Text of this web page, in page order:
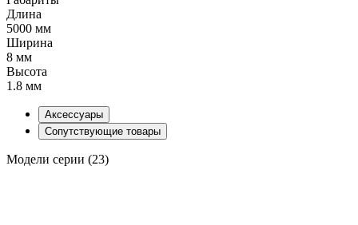
Длина
5000 мм
Ширина
8 мм
Высота
1.8 мм
Аксессуары
Сопутствующие товары
Модели серии (23)